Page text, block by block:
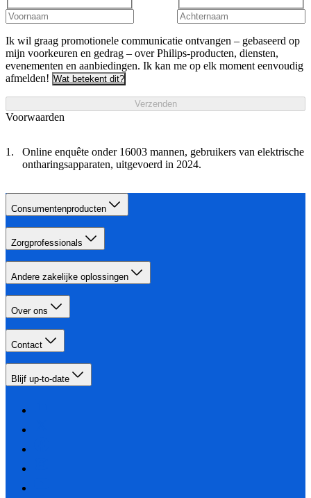
Ik wil graag promotionele communicatie ontvangen – gebaseerd op
mijn voorkeuren en gedrag – over Philips-producten, diensten,
evenementen en aanbiedingen. Ik kan me op elk moment eenvoudig
afmelden! Wat betekent dit?
Verzenden
Voorwaarden
Online enquête onder 16003 mannen, gebruikers van elektrische
ontharingsapparaten, uitgevoerd in 2024.
Consumentenproducten
Zorgprofessionals
Andere zakelijke oplossingen
Over ons
Contact
Blijf up-to-date